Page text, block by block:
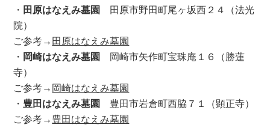
・ 田原はなえみ墓園 田原市野田町尾ヶ坂西２４（法光
院）
ご参考→ 田原はなえみ墓園
・ 岡崎はなえみ墓園 岡崎市矢作町宝珠庵１６（勝蓮
寺）
ご参考→ 岡崎はなえみ墓園
・ 豊田はなえみ墓園 豊田市岩倉町西脇７１（顕正寺）
ご参考→ 豊田はなえみ墓園